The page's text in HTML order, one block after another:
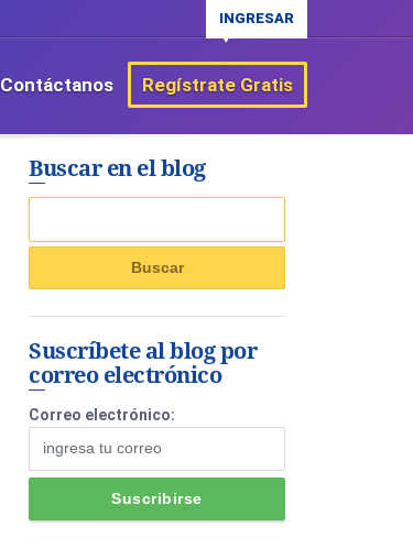
INGRESAR
Contáctanos Regístrate Gratis
Buscar en el blog
Suscríbete al blog por
correo electrónico
Correo electrónico: